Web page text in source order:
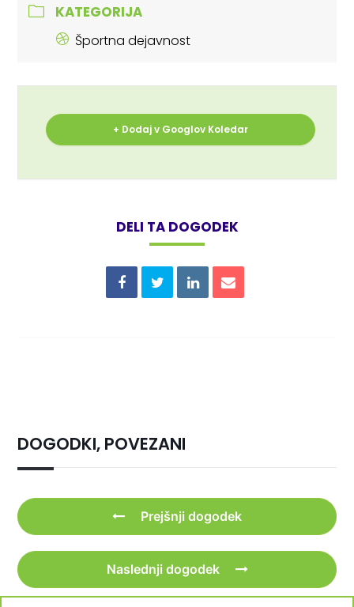
KATEGORIJA
Športna dejavnost
+ Dodaj v Googlov Koledar
DELI TA DOGODEK
DOGODKI, POVEZANI
Prejšnji dogodek
Naslednji dogodek